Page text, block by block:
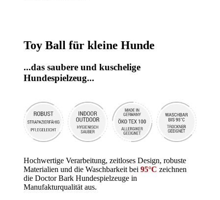
Toy Ball für kleine Hunde
...das saubere und kuschelige
Hundespielzeug...
Hochwertige Verarbeitung, zeitloses Design, robuste
Materialien und die Waschbarkeit bei 95°C zeichnen
die Doctor Bark Hundespielzeuge in
Manufakturqualität aus.